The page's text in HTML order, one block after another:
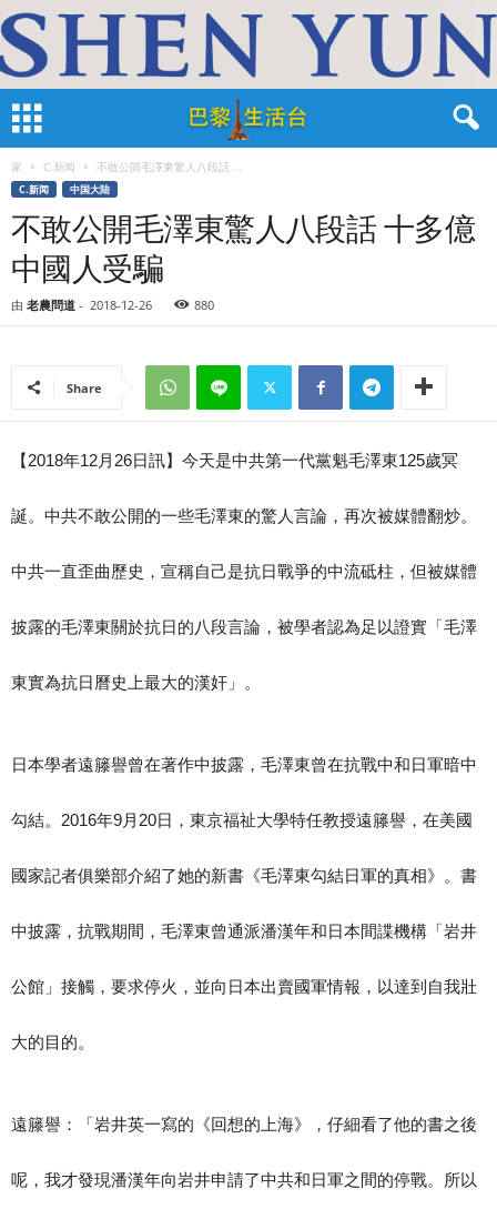
家 C.新闻 不敢公開毛澤東驚人八段話 ...
C.新闻 中国大陆
不敢公開毛澤東驚人八段話 十多億
中國人受騙
由 老農問道 - 2018-12-26 880
Share
【2018年12月26日訊】今天是中共第一代黨魁毛澤東125歲冥
誕。中共不敢公開的一些毛澤東的驚人言論，再次被媒體翻炒。
中共一直歪曲歷史，宣稱自己是抗日戰爭的中流砥柱，但被媒體
披露的毛澤東關於抗日的八段言論，被學者認為足以證實「毛澤
東實為抗日曆史上最大的漢奸」。
日本學者遠籐譽曾在著作中披露，毛澤東曾在抗戰中和日軍暗中
勾結。2016年9月20日，東京福祉大學特任教授遠籐譽，在美國
國家記者俱樂部介紹了她的新書《毛澤東勾結日軍的真相》。書
中披露，抗戰期間，毛澤東曾通派潘漢年和日本間諜機構「岩井
公館」接觸，要求停火，並向日本出賣國軍情報，以達到自我壯
大的目的。
遠籐譽：「岩井英一寫的《回想的上海》，仔細看了他的書之後
呢，我才發現潘漢年向岩井申請了中共和日軍之間的停戰。所以